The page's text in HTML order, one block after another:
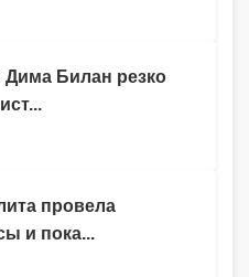
Дима Билан резко
провела
и пока...